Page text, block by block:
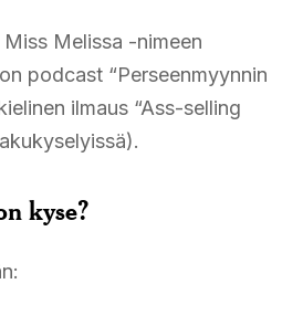
Melissa -nimeen
podcast “Perseenmyynnin
ilmaus “Ass-selling
kyse?